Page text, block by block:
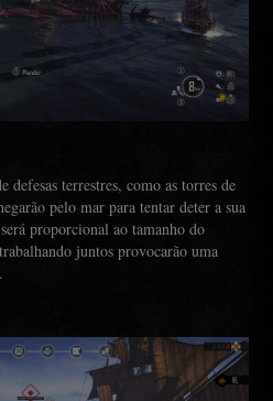
defesas terrestres, como as torres de
pelo mar para tentar deter a sua
proporcional ao tamanho do
juntos provocarão uma